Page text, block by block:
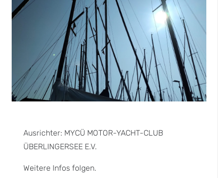
Ausrichter: MYCÜ MOTOR-YACHT-CLUB
ÜBERLINGERSEE E.V.
Weitere Infos folgen.